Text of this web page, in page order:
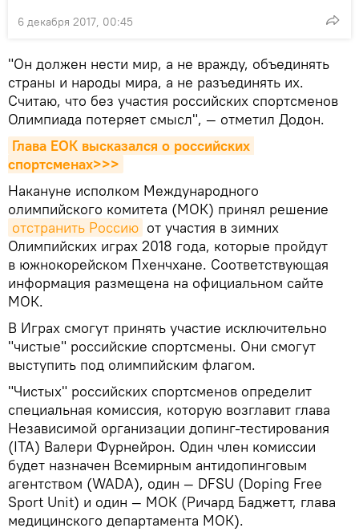
6 декабря 2017, 00:45
"Он должен нести мир, а не вражду, объединять
страны и народы мира, а не разъединять их.
Считаю, что без участия российских спортсменов
Олимпиада потеряет смысл", — отметил Додон.
Глава ЕОК высказался о российских
спортсменах>>>
Накануне исполком Международного
олимпийского комитета (МОК) принял решение
отстранить Россию от участия в зимних
Олимпийских играх 2018 года, которые пройдут
в южнокорейском Пхенчхане. Соответствующая
информация размещена на официальном сайте
МОК.
В Играх смогут принять участие исключительно
"чистые" российские спортсмены. Они смогут
выступить под олимпийским флагом.
"Чистых" российских спортсменов определит
специальная комиссия, которую возглавит глава
Независимой организации допинг-тестирования
(ITA) Валери Фурнейрон. Один член комиссии
будет назначен Всемирным антидопинговым
агентством (WADA), один — DFSU (Doping Free
Sport Unit) и один — МОК (Ричард Баджетт, глава
медицинского департамента МОК).